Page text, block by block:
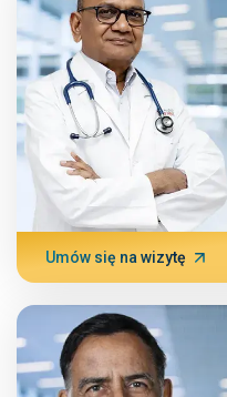
Umów się na wizytę